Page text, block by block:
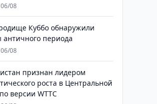
06/08
Куббо обнаружили
античного периода
06/08
признан лидером
роста в Центральной
версии WTTC